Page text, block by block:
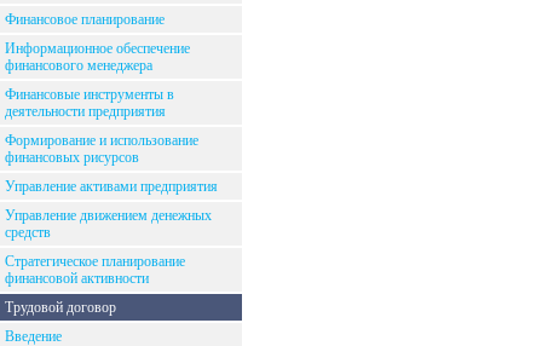
Финансовое планирование
Информационное обеспечение
финансового менеджера
Финансовые инструменты в
деятельности предприятия
Формирование и использование
финансовых рисурсов
Управление активами предприятия
Управление движением денежных
средств
Стратегическое планирование
финансовой активности
Трудовой договор
Введение